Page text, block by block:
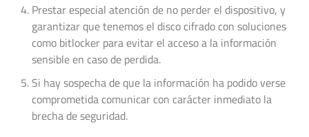
Prestar especial atención de no perder el dispositivo, y
garantizar que tenemos el disco cifrado con soluciones
como bitlocker para evitar el acceso a la información
sensible en caso de perdida.
Si hay sospecha de que la información ha podido verse
comprometida comunicar con carácter inmediato la
brecha de seguridad.